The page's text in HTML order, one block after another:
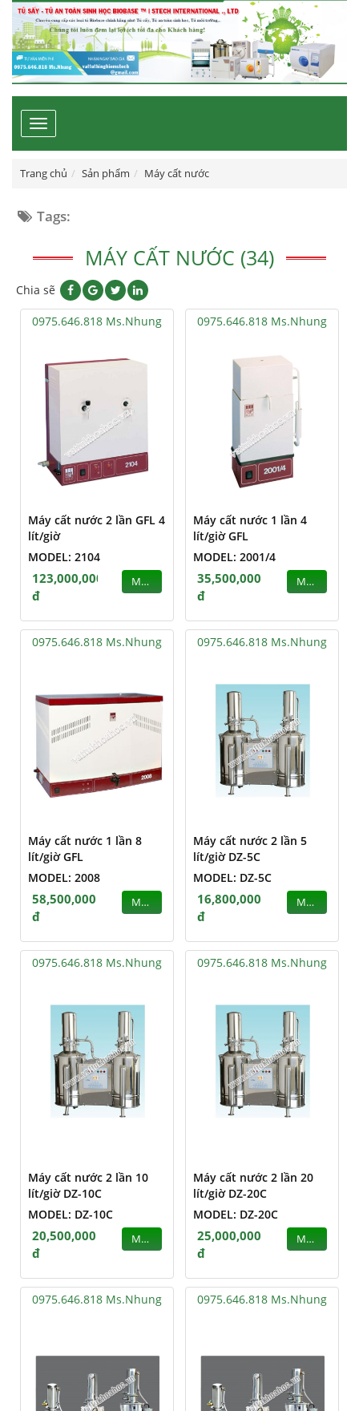
Toggle
navigation
Trang chủ Sản phẩm Máy cất nước
Tags:
MÁY CẤT NƯỚC (34)
Chia sẽ
0975.646.818 Ms.Nhung
Máy cất nước 2 lần GFL 4
lít/giờ
MODEL: 2104
123,000,000
đ
MUA
0975.646.818 Ms.Nhung
Máy cất nước 1 lần 4
lít/giờ GFL
MODEL: 2001/4
35,500,000
đ
MUA
0975.646.818 Ms.Nhung
Máy cất nước 1 lần 8
lít/giờ GFL
MODEL: 2008
58,500,000
đ
MUA
0975.646.818 Ms.Nhung
Máy cất nước 2 lần 5
lít/giờ DZ-5C
MODEL: DZ-5C
16,800,000
đ
MUA
0975.646.818 Ms.Nhung
Máy cất nước 2 lần 10
lít/giờ DZ-10C
MODEL: DZ-10C
20,500,000
đ
MUA
0975.646.818 Ms.Nhung
Máy cất nước 2 lần 20
lít/giờ DZ-20C
MODEL: DZ-20C
25,000,000
đ
MUA
0975.646.818 Ms.Nhung 0975.646.818 Ms.Nhung